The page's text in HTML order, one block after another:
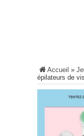
Accueil »
épilateurs de